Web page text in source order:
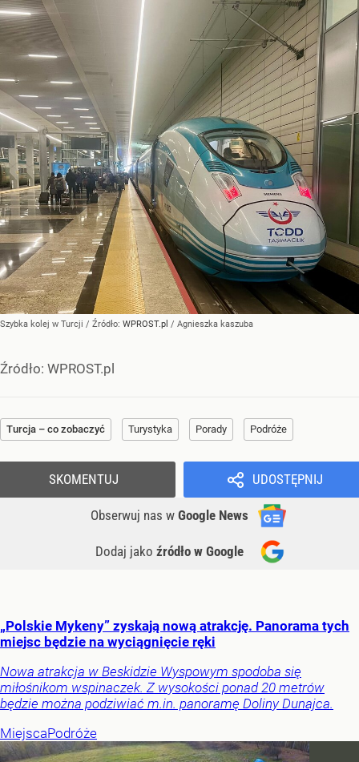
Szybka kolej w Turcji / Źródło: WPROST.pl / Agnieszka kaszuba
Źródło: WPROST.pl
Turcja – co zobaczyć Turystyka Porady Podróże
UDOSTĘPNIJ
Obserwuj nas w Google News
Dodaj jako źródło w Google
SKOMENTUJ
„Polskie Mykeny” zyskają nową atrakcję. Panorama tych
miejsc będzie na wyciągnięcie ręki
Nowa atrakcja w Beskidzie Wyspowym spodoba się
miłośnikom wspinaczek. Z wysokości ponad 20 metrów
będzie można podziwiać m.in. panoramę Doliny Dunajca.
MiejscaPodróże